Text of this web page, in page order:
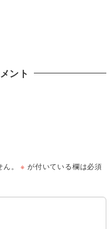
ント
。 ※ が付いている欄は必須